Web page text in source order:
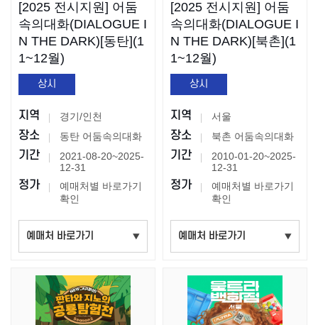
[2025 전시지원] 어둠
속의대화(DIALOGUE I
N THE DARK)[동탄](1
1~12월)
상시
지역 경기/인천
장소 동탄 어둠속의대화
기간
2021-08-20~2025-
12-31
정가
예매처별 바로가기
확인
[2025 전시지원] 어둠
속의대화(DIALOGUE I
N THE DARK)[북촌](1
1~12월)
상시
지역 서울
장소 북촌 어둠속의대화
기간
2010-01-20~2025-
12-31
정가
예매처별 바로가기
확인